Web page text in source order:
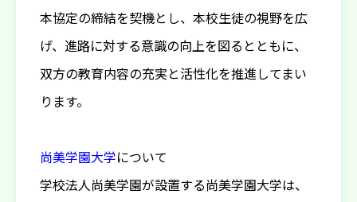
本協定の締結を契機とし、本校生徒の視野を広
げ、進路に対する意識の向上を図るとともに、
双方の教育内容の充実と活性化を推進してまい
ります。
尚美学園大学について
学校法人尚美学園が設置する尚美学園大学は、